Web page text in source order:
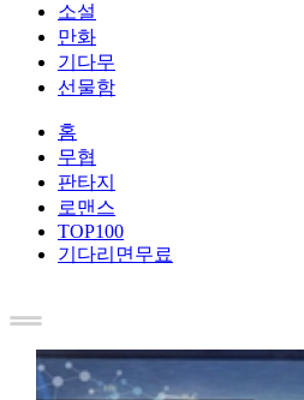
소설
만화
기다무
선물함
홈
무협
판타지
로맨스
TOP100
기다리면무료